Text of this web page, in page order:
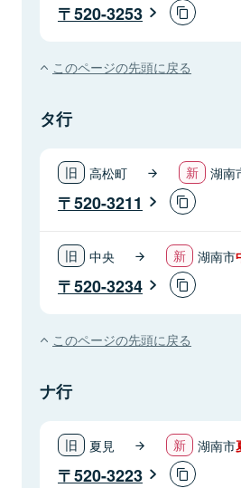
520-3253
このページの先頭に戻る
タ行
高松町 湖南
520-3211
中央 湖南市
520-3234
このページの先頭に戻る
ナ行
夏見 湖南市
520-3223